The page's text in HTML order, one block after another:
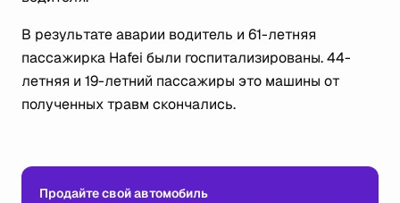
В результате аварии водитель и 61-летняя
пассажирка Hafei были госпитализированы. 44-
летняя и 19-летний пассажиры это машины от
полученных травм скончались.
Продайте свой автомобиль